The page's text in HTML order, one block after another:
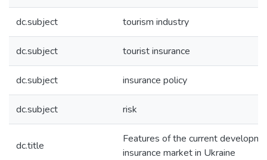
dc.subject tourism industry
dc.subject tourist insurance
dc.subject insurance policy
dc.subject risk
dc.title
Features of the current
insurance market in Ukraine